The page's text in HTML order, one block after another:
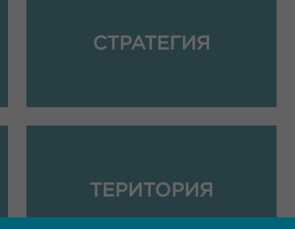
СТРАТЕГИЯ
ТЕРИТОРИЯ